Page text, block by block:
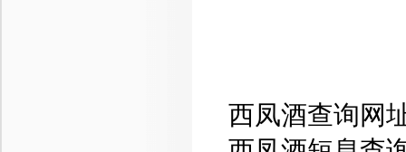
西凤酒查询网